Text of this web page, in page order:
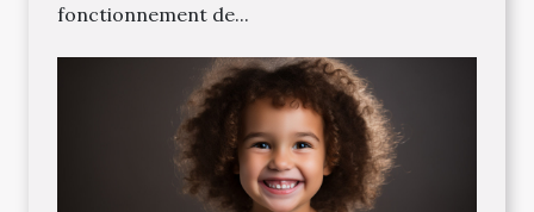
fonctionnement de...